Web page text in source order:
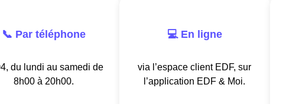
📞 Par téléphone
du lundi au samedi de
8h00 à 20h00.
💻 En ligne
via l’espace client EDF, sur
l’application EDF & Moi.